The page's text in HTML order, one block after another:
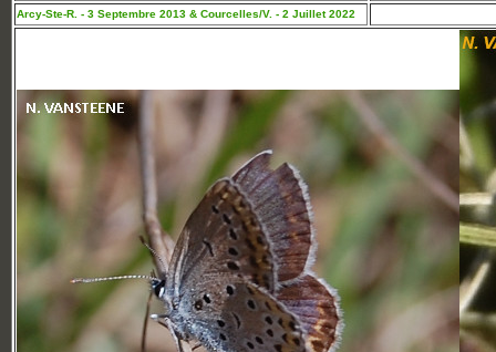
Arcy-Ste-R. - 3 Septembre 2013 & Courcelles/V. - 2 Juillet 2022